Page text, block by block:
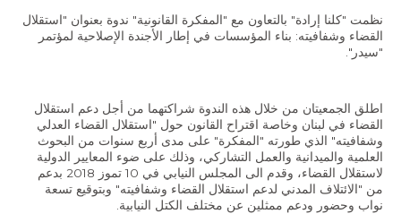
النفط والغاز
قطاع الطاقة
الفعاليات
الصحافة و الإعلام
نظمت "كلنا إرادة" بالتعاون مع "المفكرة القانونية" ندوة بعنوان "استقلال
القضاء وشفافيته: بناء المؤسسات في إطار الأجندة الإصلاحية لمؤتمر
"سيدر".
اطلق الجمعيتان من خلال هذه الندوة شراكتهما من أجل دعم استقلال
القضاء في لبنان وخاصة اقتراح القانون حول "استقلال القضاء العدلي
وشفافيته" الذي طورته "المفكرة" على مدى أربع سنوات من البحوث
العلمية والميدانية والعمل التشاركي، وذلك على ضوء المعايير الدولية
لاستقلال القضاء، وقدم الى المجلس النيابي في 10 تموز 2018 بدعم
من "الائتلاف المدني لدعم استقلال القضاء وشفافيته" وبتوقيع تسعة
نواب وحضور ودعم ممثلين عن مختلف الكتل النيابية.